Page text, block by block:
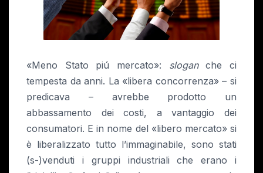
«Meno Stato piú mercato»: sloganche ci
tempesta da anni. La «libera concorrenza» – si
predicava – avrebbe prodotto un
abbassamento dei costi, a vantaggio dei
consumatori. E in nome del «libero mercato» si
è liberalizzato tutto l’immaginabile, sono stati
(s-)venduti i gruppi industriali che erano i